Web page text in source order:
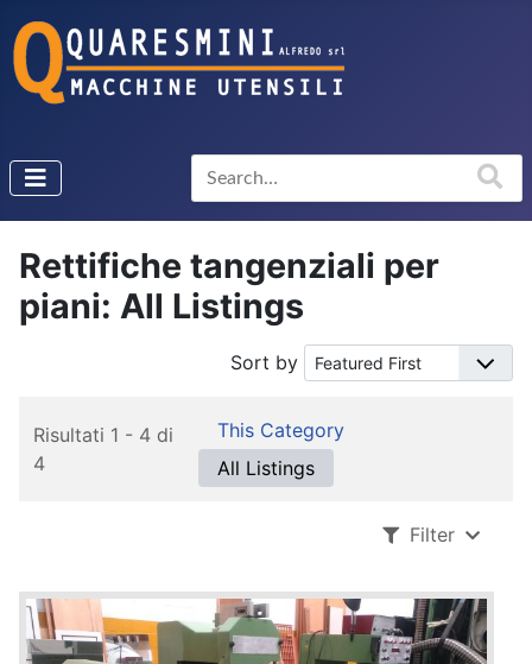
Rettifiche tangenziali per
piani: All Listings
Sort by
Risultati 1 - 4 di
4
This Category
All Listings
Filter